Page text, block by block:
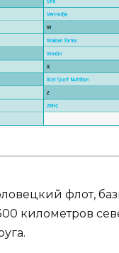
флот,
километров